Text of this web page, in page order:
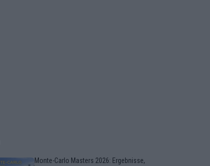
Monte-Carlo Masters 2026: Ergebnisse,